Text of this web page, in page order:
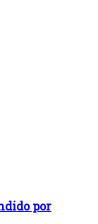
por